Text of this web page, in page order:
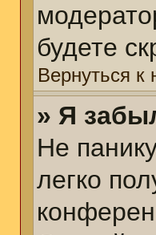
будете
Вернуться к
» Я
Не
легко